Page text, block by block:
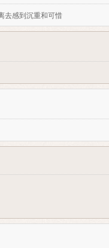
去感到沉重和可惜